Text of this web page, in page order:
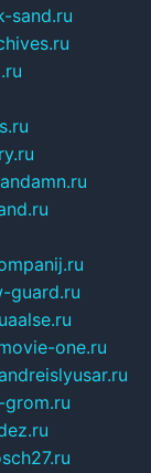
sand.ru
guard.ru
aalse.ru
one.ru
andreislyusar.ru